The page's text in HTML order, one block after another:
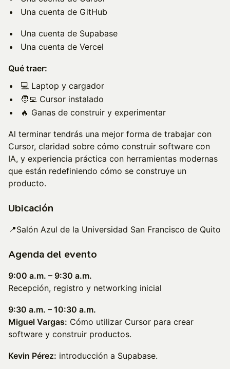
Una cuenta de GitHub
Una cuenta de Supabase
Una cuenta de Vercel
Qué traer:
💻 Laptop y cargador
🧑‍💻 Cursor instalado
🔥 Ganas de construir y experimentar
Al terminar tendrás una mejor forma de trabajar con
Cursor, claridad sobre cómo construir software con
IA, y experiencia práctica con herramientas modernas
que están redefiniendo cómo se construye un
producto.
Ubicación
📍Salón Azul de la Universidad San Francisco de Quito
​Agenda del evento
9:00 a.m. – 9:30 a.m.
Recepción, registro y networking inicial
9:30 a.m. – 10:30 a.m.
Miguel Vargas: Cómo utilizar Cursor para crear
software y construir productos.
Kevin Pérez: introducción a Supabase.